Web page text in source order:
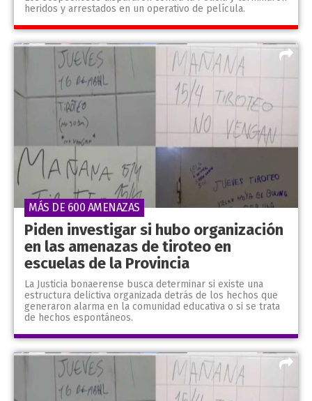
heridos y arrestados en un operativo de película.
Piden investigar si hubo organización
en las amenazas de tiroteo en
escuelas de la Provincia
La Justicia bonaerense busca determinar si existe una
estructura delictiva organizada detrás de los hechos que
generaron alarma en la comunidad educativa o si se trata
de hechos espontáneos.
MÁS DE 600 AMENAZAS